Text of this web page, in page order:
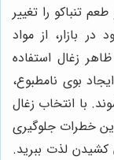
تنباکو را تغییر
بازار، از مواد
زغال استفاده
بوی نامطبوع،
با انتخاب زغال
خطرات جلوگیری
کشیدن لذت ببرید.